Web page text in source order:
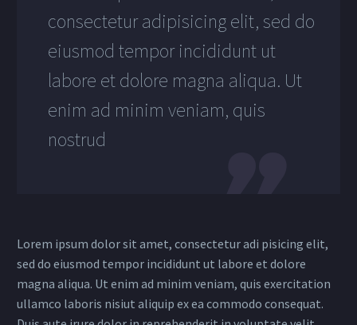
consectetur adipisicing elit, sed do
eiusmod tempor incididunt ut
labore et dolore magna aliqua. Ut
enim ad minim veniam, quis
nostrud
Lorem ipsum dolor sit amet, consectetur adi pisicing elit,
sed do eiusmod tempor incididunt ut labore et dolore
magna aliqua. Ut enim ad minim veniam, quis exercitation
ullamco laboris nisiut aliquip ex ea commodo consequat.